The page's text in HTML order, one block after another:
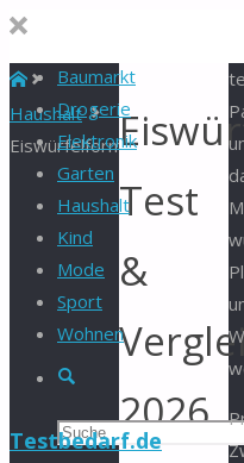
Baumarkt
Drogerie
Elektronik
Garten
Haushalt
Kind
Mode
Sport
Wohnen
Suche
Suchen
Testbedarf.de
Start
Haushalt
Eiswürfelform
Test
&
2026